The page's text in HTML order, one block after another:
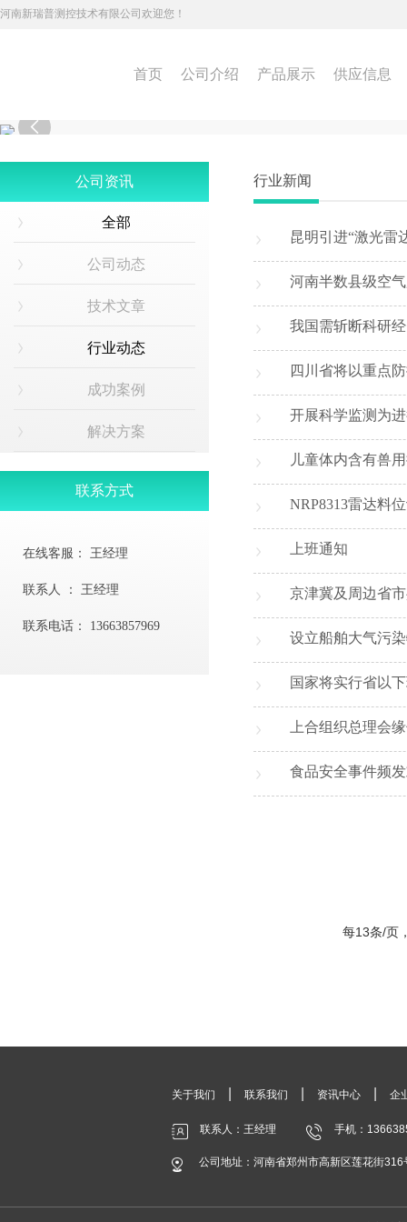
河南新瑞普测控技术有限公司欢迎您！
首页 公司介绍 产品展示 供应信息

公司资讯
全部
公司动态
技术文章
行业动态
成功案例
解决方案
联系方式
在线客服： 王经理
联系人 ： 王经理
联系电话： 13663857969
行业新闻
昆明引进“激光雷
河南半数县级空
我国需斩断科研
四川省将以重点
开展科学监测为
儿童体内含有兽
NRP8313雷达料
上班通知
京津冀及周边省
设立船舶大气污
国家将实行省以
上合组织总理会
食品安全事件频
每13条/页
关于我们 联系我们 资讯中心 企
联系人：王经理 手机：
公司地址：河南省郑州市高新区莲花街316